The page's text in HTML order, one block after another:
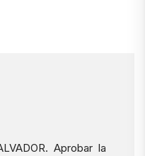
Aprobar la